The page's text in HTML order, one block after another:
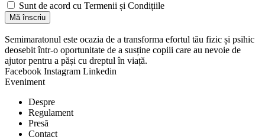
Sunt de acord cu Termenii și Condițiile
Mă înscriu
Semimaratonul este ocazia de a transforma efortul tău fizic și psihic
deosebit într-o oportunitate de a susține copiii care au nevoie de
ajutor pentru a păși cu dreptul în viață.
Facebook Instagram Linkedin
Eveniment
Despre
Regulament
Presă
Contact